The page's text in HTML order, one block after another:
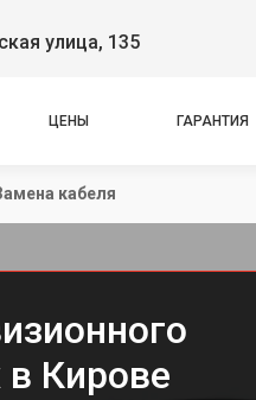
улица, 135
ЦЕНЫ ГАРАНТИЯ
кабеля
в Кирове